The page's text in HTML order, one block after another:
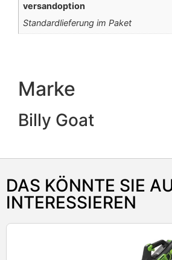
versandoption
Standardlieferung im Paket
Marke
Billy Goat
DAS KÖNNTE SIE
INTERESSIEREN